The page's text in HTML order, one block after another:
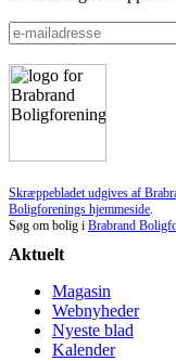
Skræppebladet udgives af
Boligforenings hjemmeside
Søg om bolig i Brabrand
Aktuelt
Magasin
Webnyheder
Nyeste blad
Kalender